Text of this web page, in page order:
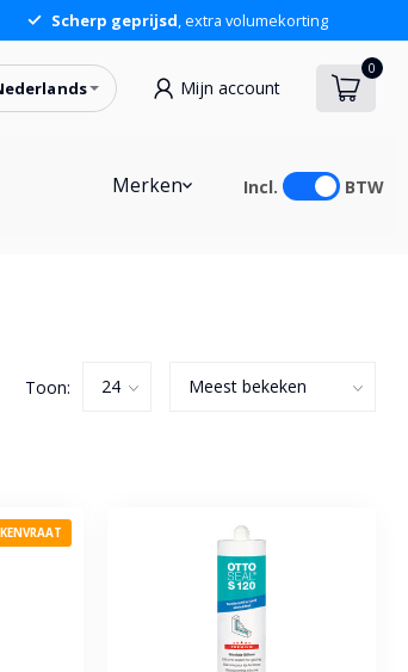
Scherp geprijsd, extra volumekorting
Mijn account
0
Merken Incl. BTW
Toon: